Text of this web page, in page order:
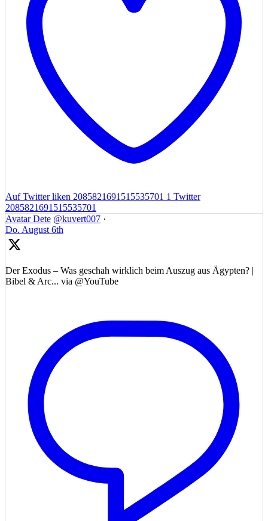
Auf Twitter liken 2085821691515535701 1 Twitter
2085821691515535701
Avatar Dete @kuvert007 ·
Do. August 6th
Der Exodus – Was geschah wirklich beim Auszug aus Ägypten? |
Bibel & Arc... via @YouTube